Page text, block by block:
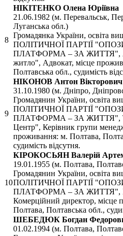
8
НІКІТЕНКО Олена Юріївна
21.06.1982 (м. Перевальськ,
Луганська обл.)
Громадянка України, освіта
ПОЛІТИЧНОЇ ПАРТІЇ
ПЛАТФОРМА – ЗА ЖИТТЯ",
житло", Адвокат, місце
Полтавська обл., судимість
9
НІКОНОВ Антон Вікторович
31.10.1980 (м. Дніпро,
Громадянин України, освіта
ПОЛІТИЧНОЇ ПАРТІЇ
ПЛАТФОРМА – ЗА ЖИТТЯ",
Центр", Керівник групи
проживання: м. Полтава,
судимість відсутня.
10
КІРОКОСЬЯН Валерій
19.01.1955 (м. Полтава,
Громадянин України, освіта
ПОЛІТИЧНОЇ ПАРТІЇ
ПЛАТФОРМА – ЗА ЖИТТЯ",
Комерційний директор, місце
Полтава, Полтавська обл.,
ШЕБЕДЮК Богдан
01.02.1994 (м. Полтава,